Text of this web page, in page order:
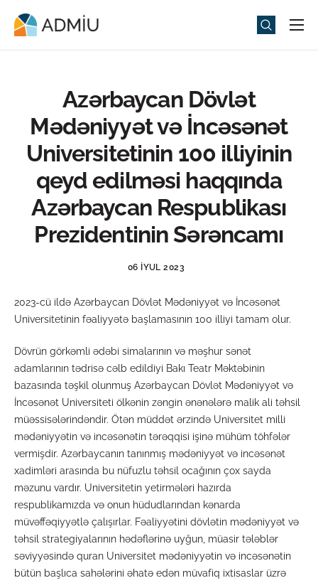
Universitet
Tədbirlər
Universitet həyatı
ADMIU Sİ
Azərbaycan Dövlət
Mədəniyyət və İncəsənət
Universitetinin 100 illiyinin
qeyd edilməsi haqqında
Azərbaycan Respublikası
Prezidentinin Sərəncamı
06 İYUL 2023
2023-cü ildə Azərbaycan Dövlət Mədəniyyət və İncəsənət
Universitetinin fəaliyyətə başlamasının 100 illiyi tamam olur.
Dövrün görkəmli ədəbi simalarının və məşhur sənət
adamlarının tədrisə cəlb edildiyi Bakı Teatr Məktəbinin
bazasında təşkil olunmuş Azərbaycan Dövlət Mədəniyyət və
İncəsənət Universiteti ölkənin zəngin ənənələrə malik ali təhsil
müəssisələrindəndir. Ötən müddət ərzində Universitet milli
mədəniyyətin və incəsənətin tərəqqisi işinə mühüm töhfələr
vermişdir. Azərbaycanın tanınmış mədəniyyət və incəsənət
xadimləri arasında bu nüfuzlu təhsil ocağının çox sayda
məzunu vardır. Universitetin yetirmələri hazırda
respublikamızda və onun hüdudlarından kənarda
müvəffəqiyyətlə çalışırlar. Fəaliyyətini dövlətin mədəniyyət və
təhsil strategiyalarının hədəflərinə uyğun, müasir tələblər
səviyyəsində quran Universitet mədəniyyətin və incəsənətin
bütün başlıca sahələrini əhatə edən müvafiq ixtisaslar üzrə